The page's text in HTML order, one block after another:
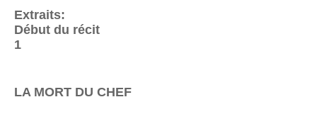
Extraits:
Début du récit
1
LA MORT DU CHEF